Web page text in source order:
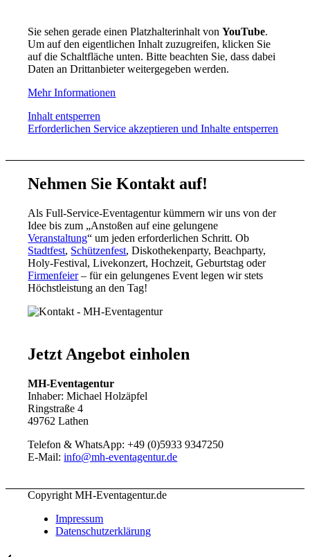
Sie sehen gerade einen Platzhalterinhalt vonYouTube.
Um auf den eigentlichen Inhalt zuzugreifen, klicken Sie
auf die Schaltfläche unten. Bitte beachten Sie, dass dabei
Daten an Drittanbieter weitergegeben werden.
Mehr Informationen
Inhalt entsperren
Erforderlichen Service akzeptieren und Inhalte entsperren
Nehmen Sie Kontakt auf!
Als Full-Service-Eventagentur kümmern wir uns von der
Idee bis zum „Anstoßen auf eine gelungene
Veranstaltung“ um jeden erforderlichen Schritt. Ob
Stadtfest, Schützenfest, Diskothekenparty, Beachparty,
Holy-Festival, Livekonzert, Hochzeit, Geburtstag oder
Firmenfeier– für ein gelungenes Event legen wir stets
Höchstleistung an den Tag!
Jetzt Angebot einholen
MH-Eventagentur
Inhaber: Michael Holzäpfel
Ringstraße 4
49762 Lathen
Telefon & WhatsApp: +49 (0)5933 9347250
E-Mail:info@mh-eventagentur.de
Copyright MH-Eventagentur.de
Impressum
Datenschutzerklärung